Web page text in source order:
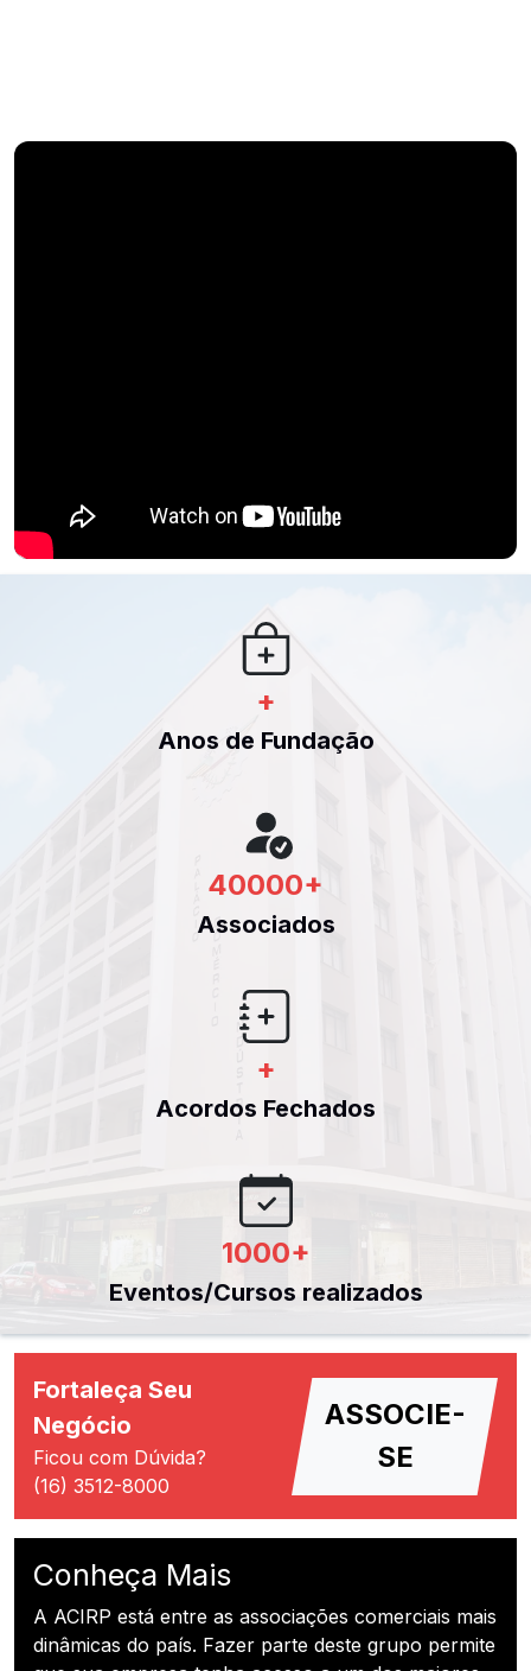
+
Anos de Fundação
40000+
Associados
+
Acordos Fechados
1000+
Eventos/Cursos realizados
Fortaleça Seu
Negócio
Ficou com Dúvida?
(16) 3512-8000
ASSOCIE-
SE
Conheça Mais
A ACIRP está entre as associações comerciais mais
dinâmicas do país. Fazer parte deste grupo permite